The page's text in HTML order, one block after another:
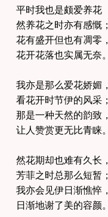
平时我也是颇爱养花
然养花之时亦有感慨；
花有盛开但也有凋零，
花开花落也实属无奈。
我亦是那么爱花娇媚，
看花开时节伊的风采；
那是一种天然的韵致，
让人赞赏更无比青睐。
然花期却也难有久长，
芳菲之时总那么短暂；
我亦会见伊日渐憔悴，
日渐地谢了美的容颜。